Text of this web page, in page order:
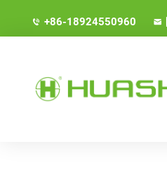
+86-18924550960